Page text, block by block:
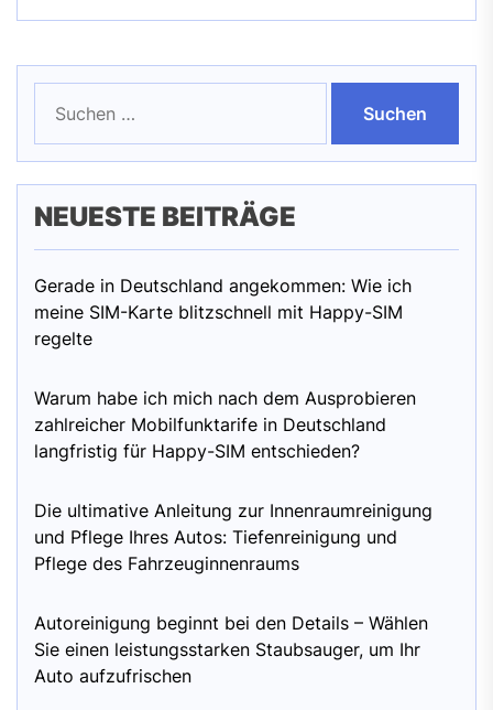
nach:
NEUESTE BEITRÄGE
Gerade in Deutschland angekommen: Wie ich
meine SIM-Karte blitzschnell mit Happy-SIM
regelte
Warum habe ich mich nach dem Ausprobieren
zahlreicher Mobilfunktarife in Deutschland
langfristig für Happy-SIM entschieden?
Die ultimative Anleitung zur Innenraumreinigung
und Pflege Ihres Autos: Tiefenreinigung und
Pflege des Fahrzeuginnenraums
Autoreinigung beginnt bei den Details – Wählen
Sie einen leistungsstarken Staubsauger, um Ihr
Auto aufzufrischen